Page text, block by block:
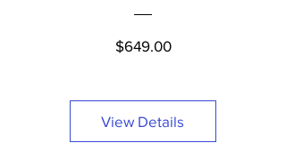
$649.00Price
View Details